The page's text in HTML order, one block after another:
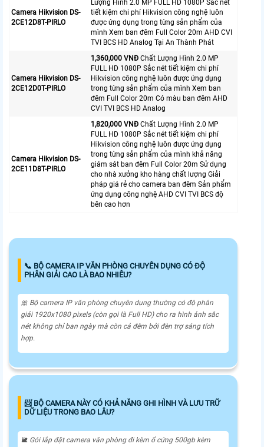
Camera Hikvision DS-
2CE12D8T-PIRLO
Lượng Hình 2.0 MP FULL HD 1080P Sắc nét
tiết kiệm chi phí Hikvision công nghệ luôn
được ứng dụng trong từng sản phẩm của
mình Xem ban đêm Full Color 20m AHD CVI
TVI BCS HD Analog Tại An Thành Phát
Camera Hikvision DS-
2CE12D0T-PIRLO
1,360,000 VNĐ Chất Lượng Hình 2.0 MP
FULL HD 1080P Sắc nét tiết kiệm chi phí
Hikvision công nghệ luôn được ứng dụng
trong từng sản phẩm của mình Xem ban
đêm Full Color 20m Có màu ban đêm AHD
CVI TVI BCS HD Analog
Camera Hikvision DS-
2CE11D8T-PIRLO
1,820,000 VNĐ Chất Lượng Hình 2.0 MP
FULL HD 1080P Sắc nét tiết kiệm chi phí
Hikvision công nghệ luôn được ứng dụng
trong từng sản phẩm của mình khả năng
giám sát ban đêm Full Color 20m Sử dụng
cho nhà xưởng kho hàng chất lượng Giải
pháp giá rẻ cho camera ban đêm Sản phẩm
ứng dụng công nghệ AHD CVI TVI BCS độ
bên cao hơn
📞 BỘ CAMERA IP VĂN PHÒNG CHUYÊN DỤNG CÓ ĐỘ
PHÂN GIẢI CAO LÀ BAO NHIÊU?
🎀 Bộ camera IP văn phòng chuyên dụng thường có độ phân
giải 1920x1080 pixels (còn gọi là Full HD) cho ra hình ảnh sắc
nét không chỉ ban ngày mà còn cả đêm bởi đèn trợ sáng tích
hợp.
📨 BỘ CAMERA NÀY CÓ KHẢ NĂNG GHI HÌNH VÀ LƯU TRỮ
DỮ LIỆU TRONG BAO LÂU?
🐌 Gói lắp đặt camera văn phòng đi kèm ổ cứng 500gb kèm